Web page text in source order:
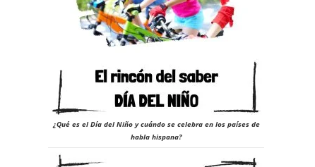
¿Qué es el Día del Niño y cuándo se celebra en los países de
habla hispana?